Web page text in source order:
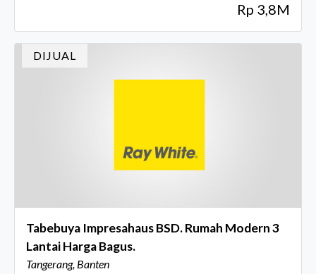
Rp 3,8M
DIJUAL
Tabebuya Impresahaus BSD. Rumah Modern 3
Lantai Harga Bagus.
Tangerang, Banten